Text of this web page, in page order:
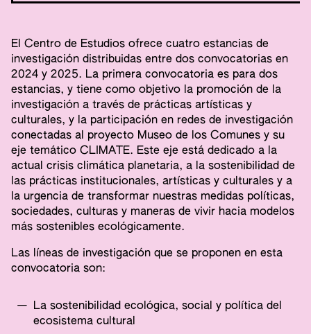
El Centro de Estudios ofrece cuatro estancias de
investigación distribuidas entre dos convocatorias en
2024 y 2025. La primera convocatoria es para dos
estancias, y tiene como objetivo la promoción de la
investigación a través de prácticas artísticas y
culturales, y la participación en redes de investigación
conectadas al proyecto Museo de los Comunes y su
eje temático CLIMATE. Este eje está dedicado a la
actual crisis climática planetaria, a la sostenibilidad de
las prácticas institucionales, artísticas y culturales y a
la urgencia de transformar nuestras medidas políticas,
sociedades, culturas y maneras de vivir hacia modelos
más sostenibles ecológicamente.
Las líneas de investigación que se proponen en esta
convocatoria son:
La sostenibilidad ecológica, social y política del
ecosistema cultural